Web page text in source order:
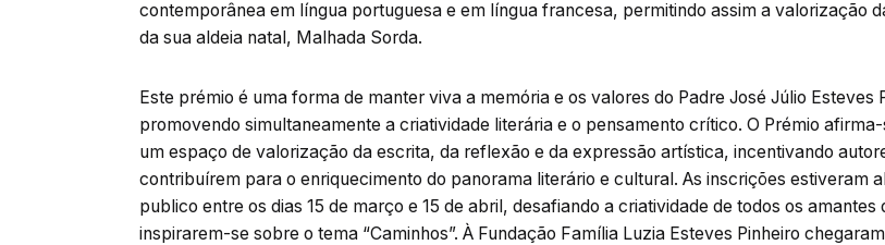
contemporânea em língua portuguesa e em língua francesa, permitindo assim a valorização
da sua aldeia natal, Malhada Sorda.
Este prémio é uma forma de manter viva a memória e os valores do Padre José Júlio Esteves
promovendo simultaneamente a criatividade literária e o pensamento crítico. O Prémio
um espaço de valorização da escrita, da reflexão e da expressão artística, incentivando
contribuírem para o enriquecimento do panorama literário e cultural. As inscrições estiveram
publico entre os dias 15 de março e 15 de abril, desafiando a criatividade de todos os amantes
inspirarem-se sobre o tema “Caminhos”. À Fundação Família Luzia Esteves Pinheiro